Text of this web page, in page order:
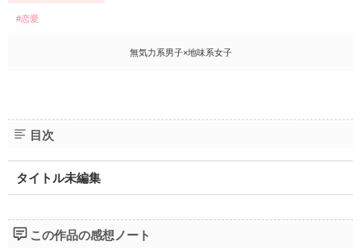
#恋愛
無気力系男子×地味系女子
目次
タイトル未編集
この作品の感想ノート